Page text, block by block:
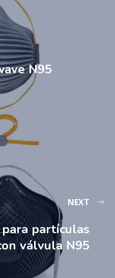
N95
NEXT
partículas
válvula N95